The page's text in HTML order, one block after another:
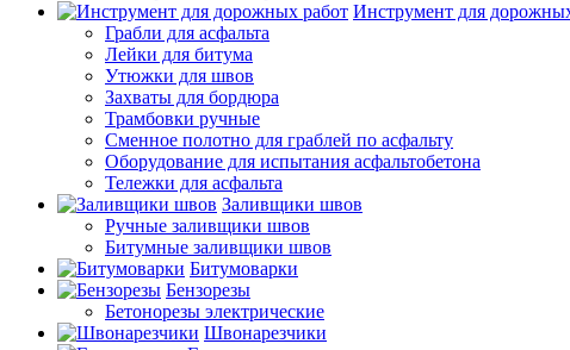
Инструмент для
Грабли для асфальта
Лейки для битума
Утюжки для швов
Захваты для бордюра
Трамбовки ручные
Сменное полотно для граблей по асфальту
Оборудование для испытания асфальтобетона
Тележки для асфальта
Заливщики швов
Ручные заливщики швов
Битумные заливщики швов
Битумоварки
Бензорезы
Бетонорезы электрические
Швонарезчики